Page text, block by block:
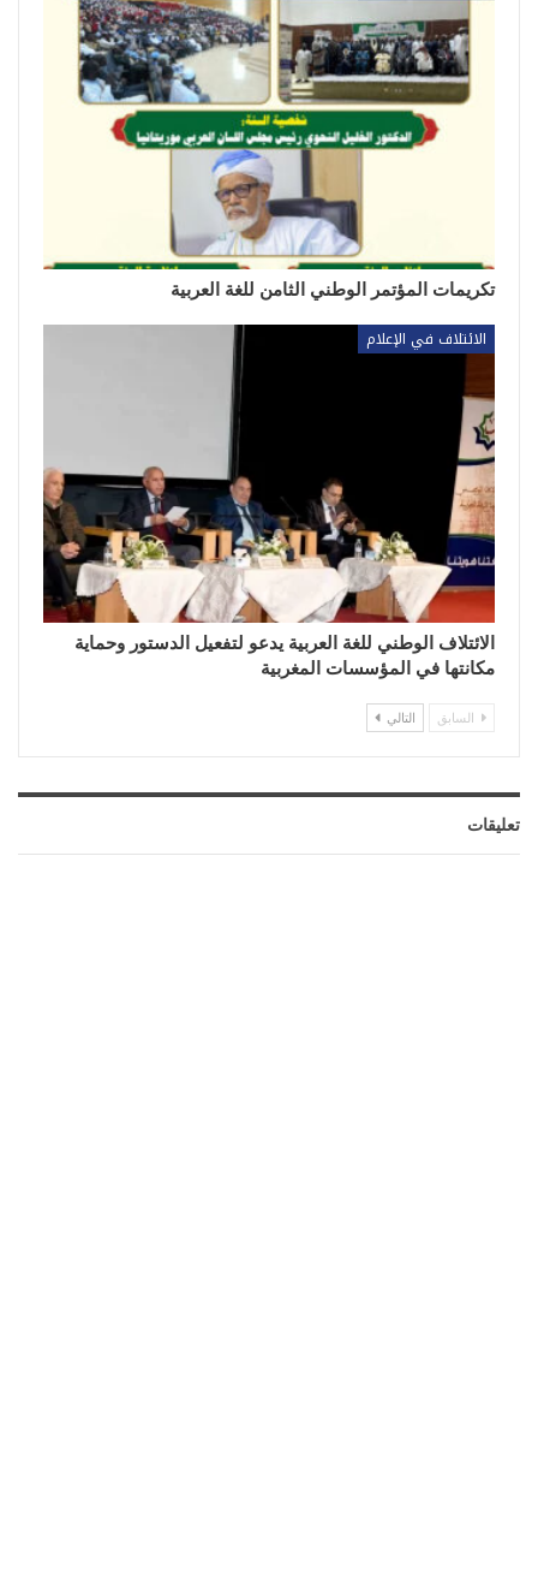
تكريمات المؤتمر الوطني الثامن للغة العربية
الائتلاف في الإعلام
الائتلاف الوطني للغة العربية يدعو لتفعيل الدستور وحماية
مكانتها في المؤسسات المغربية
السابق التالي
تعليقات